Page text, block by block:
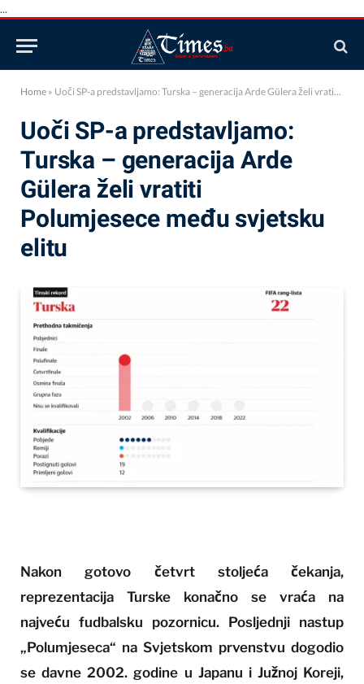
...
Home » Uoči SP-a predstavljamo: Turska – generacija Arde Gülera želi vratiti Polumjesece među svjetsku elitu
Uoči SP-a predstavljamo:
Turska – generacija Arde
Gülera želi vratiti
Polumjesece među svjetsku
elitu
Nakon gotovo četvrt stoljeća čekanja,
reprezentacija Turske konačno se vraća na
najveću fudbalsku pozornicu. Posljednji nastup
„Polumjeseca“ na Svjetskom prvenstvu dogodio
se davne 2002. godine u Japanu i Južnoj Koreji,